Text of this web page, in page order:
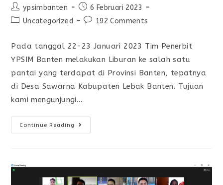
ypsimbanten
6 Februari 2023
Uncategorized
192 Comments
Pada tanggal 22-23 Januari 2023 Tim Penerbit
YPSIM Banten melakukan Liburan ke salah satu
pantai yang terdapat di Provinsi Banten, tepatnya
di Desa Sawarna Kabupaten Lebak Banten. Tujuan
kami mengunjungi…
Continue Reading